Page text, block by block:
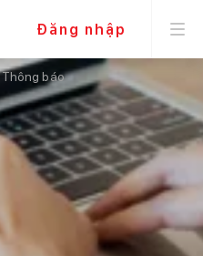
Đăng nhập
Thông báo